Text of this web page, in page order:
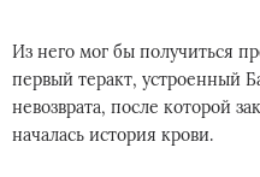
Из него мог бы получиться
первый теракт, устроенный
невозврата, после которой
началась история крови.